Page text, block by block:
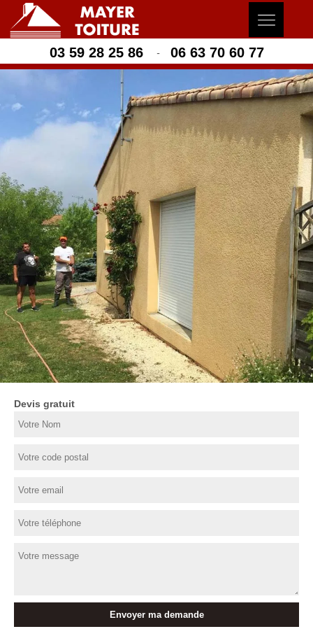
03 59 28 25 86 - 06 63 70 60 77
Devis gratuit